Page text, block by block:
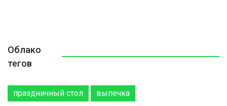
Облако
тегов
праздничный стол выпечка